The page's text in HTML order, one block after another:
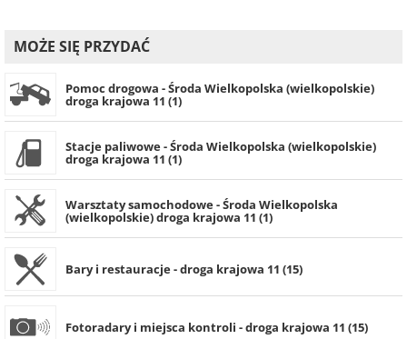
MOŻE SIĘ PRZYDAĆ
Pomoc drogowa - Środa Wielkopolska (wielkopolskie)
droga krajowa 11 (1)
Stacje paliwowe - Środa Wielkopolska (wielkopolskie)
droga krajowa 11 (1)
Warsztaty samochodowe - Środa Wielkopolska
(wielkopolskie) droga krajowa 11 (1)
Bary i restauracje - droga krajowa 11 (15)
Fotoradary i miejsca kontroli - droga krajowa 11 (15)